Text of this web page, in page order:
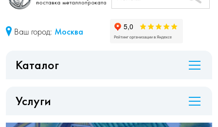
Ваш город: Москва
Каталог
Услуги